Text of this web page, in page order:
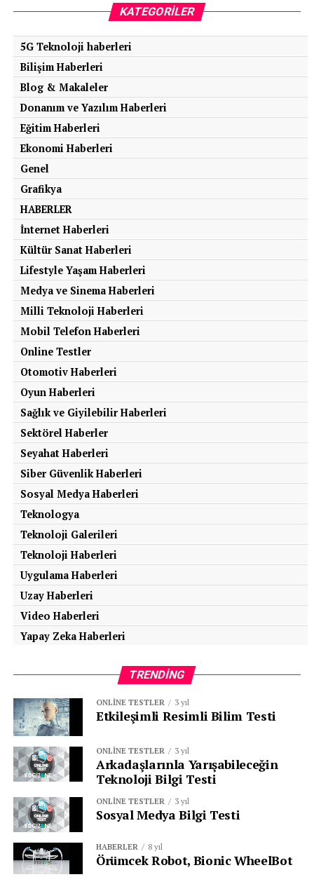
KATEGORILER
5G Teknoloji haberleri
Bilişim Haberleri
Blog & Makaleler
Donanım ve Yazılım Haberleri
Eğitim Haberleri
Ekonomi Haberleri
Genel
Grafikya
HABERLER
İnternet Haberleri
Kültür Sanat Haberleri
Lifestyle Yaşam Haberleri
Medya ve Sinema Haberleri
Milli Teknoloji Haberleri
Mobil Telefon Haberleri
Online Testler
Otomotiv Haberleri
Oyun Haberleri
Sağlık ve Giyilebilir Haberleri
Sektörel Haberler
Seyahat Haberleri
Siber Güvenlik Haberleri
Sosyal Medya Haberleri
Teknologya
Teknoloji Galerileri
Teknoloji Haberleri
Uygulama Haberleri
Uzay Haberleri
Video Haberleri
Yapay Zeka Haberleri
TRENDING
ONLINE TESTLER 3 yıl
Etkileşimli Resimli Bilim Testi
ONLINE TESTLER 3 yıl
Arkadaşlarınla Yarışabileceğin
Teknoloji Bilgi Testi
ONLINE TESTLER 3 yıl
Sosyal Medya Bilgi Testi
HABERLER 8 yıl
Örümcek Robot, Bionic WheelBot